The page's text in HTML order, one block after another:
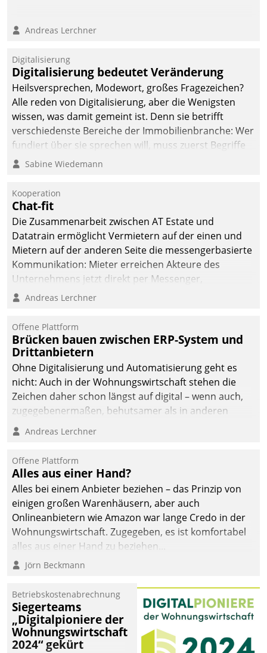
Kommunikationswege bei
Andreas Lerchner
Digitalisierung
Digitalisierung bedeutet Veränderung
Heilsversprechen, Modewort, großes Fragezeichen?
Alle reden von Digitalisierung, aber die Wenigsten
wissen, was damit gemeint ist. Denn sie betrifft
verschiedenste Bereiche der Immobilienbranche: Wer
fundiert über sie sprechen will, muss zuerst Begriffe
klären. Ein Aspekt ist die betriebliche Optimierung:
Einsparungen durch optimierte und automatisierte
Prozesse. Doch man darf nicht zu viel erwarten: Allein
mit der Einführung einer neuen Software ist es nicht
getan. Die Digitalisierung erfordert von Unternehmen
die Bereitschaft, sich zu überprüfen, zu hinterfragen
und zu verändern.
Sabine Wiedemann
Kooperation
Chat-fit
Die Zusammenarbeit zwischen AT Estate und
Datatrain ermöglicht Vermietern auf der einen und
Mietern auf der anderen Seite die messengerbasierte
Kommunikation: Mieter erreichen Akteure des
Unternehmens jetzt direkt per Messenger,
Mitarbeiter oder Dienstleister empfangen oder
Andreas Lerchner
Offene Plattform
Brücken bauen zwischen ERP-System und
Drittanbietern
Ohne Digitalisierung und Automatisierung geht es
nicht: Auch in der Wohnungswirtschaft stehen die
Zeichen daher schon längst auf digital – wenn auch,
zugegebenermaßen, behutsamer als in anderen
Branchen.
Andreas Lerchner
Offene Plattform
Alles aus einer Hand?
Alles bei einem Anbieter beziehen – das Prinzip von
einigen großen Warenhäusern, aber auch
Onlineanbietern wie Amazon war lange Credo in der
Wohnungswirtschaft. Zugegeben, es ist komfortabel
alles aus einer Hand zu beziehen...
Jörn Beckmann
Betriebskostenabrechnung
Siegerteams
„Digitalpioniere der
Wohnungswirtschaft
2024“ gekürt